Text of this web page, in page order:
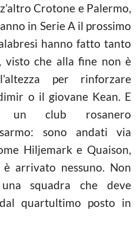
Crotone e Palermo,
in Serie A il prossimo
hanno fatto tanto
visto che alla fine non è
per rinforzare
o il giovane Kean. E
un club rosanero
sono andati via
Hiljemark e Quaison,
arrivato nessuno. Non
squadra che deve
quartultimo posto in